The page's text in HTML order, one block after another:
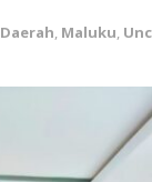
Daerah, Maluku,